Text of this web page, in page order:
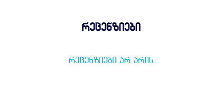
რეცენზიები
ᲠᲔᲪᲔᲜᲖᲘᲔᲑᲘ ᲐᲠ ᲐᲠᲘᲡ